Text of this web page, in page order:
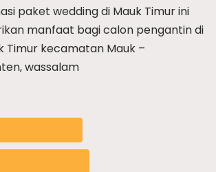
paket wedding di Mauk Timur ini
manfaat bagi calon pengantin di
Timur kecamatan Mauk –
wassalam